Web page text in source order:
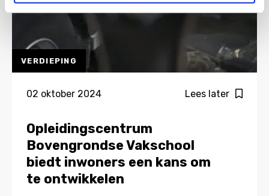
VERDIEPING
02 oktober 2024 Lees later
Opleidingscentrum
Bovengrondse Vakschool
biedt inwoners een kans om
te ontwikkelen